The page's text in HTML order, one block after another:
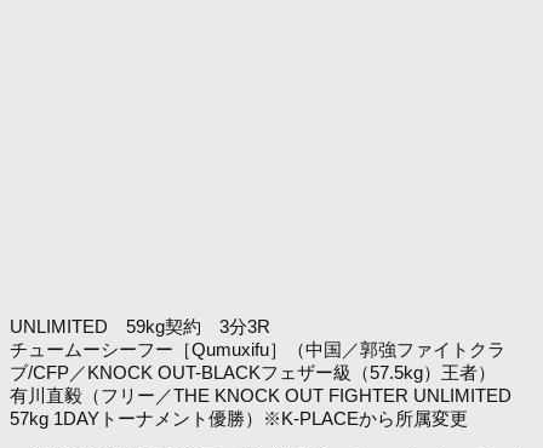
UNLIMITED 59kg契約 3分3R
チュームーシーフー［Qumuxifu］（中国／郭強ファイトクラ
ブ/CFP／KNOCK OUT-BLACKフェザー級（57.5kg）王者）
有川直毅（フリー／THE KNOCK OUT FIGHTER UNLIMITED
57kg 1DAYトーナメント優勝）※K-PLACEから所属変更